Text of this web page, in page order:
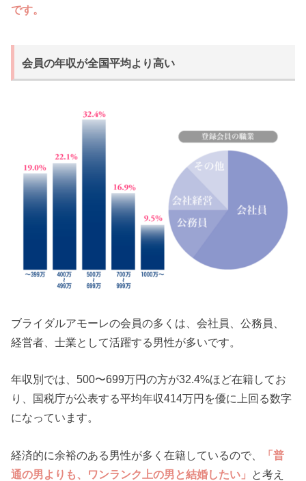
です。
会員の年収が全国平均より高い
ブライダルアモーレの会員の多くは、会社員、公務員、
経営者、士業として活躍する男性が多いです。
年収別では、500〜699万円の方が32.4%ほど在籍してお
り、国税庁が公表する平均年収414万円を優に上回る数字
になっています。
経済的に余裕のある男性が多く在籍しているので、
「普
通の男よりも、ワンランク上の男と結婚したい」
と考え